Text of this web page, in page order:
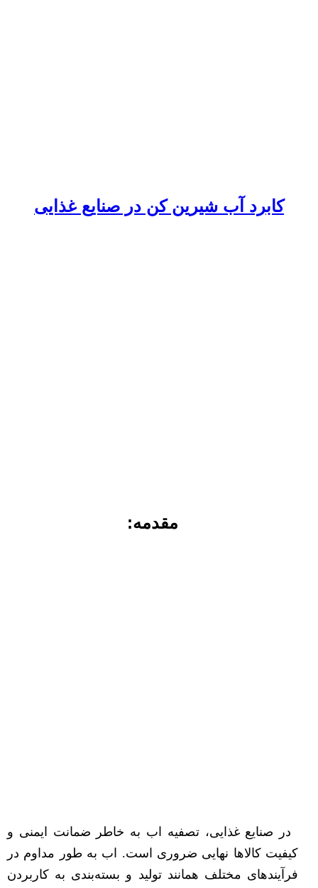
کابرد آب شیرین کن در صنایع غذایی
مقدمه:
در صنایع غذایی، تصفیه اب به خاطر ضمانت ایمنی و
کیفیت کالاها نهایی ضروری است. اب به طور مداوم در
فرآیندهای مختلف همانند تولید و بسته‌بندی به کاربردن